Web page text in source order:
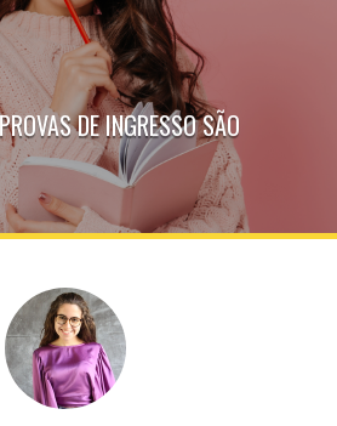
DE INGRESSO SÃO